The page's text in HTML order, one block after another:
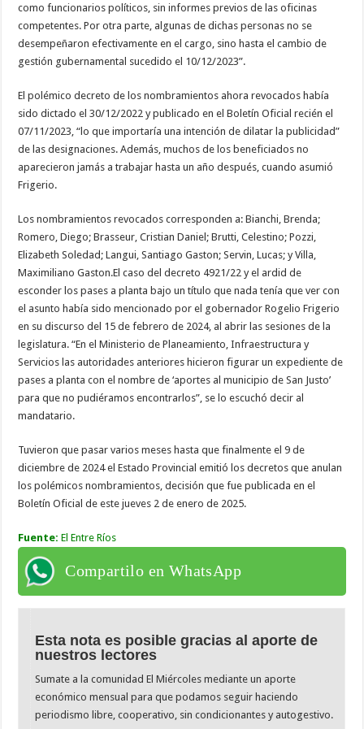
como funcionarios políticos, sin informes previos de las oficinas
competentes. Por otra parte, algunas de dichas personas no se
desempeñaron efectivamente en el cargo, sino hasta el cambio de
gestión gubernamental sucedido el 10/12/2023”.
El polémico decreto de los nombramientos ahora revocados había
sido dictado el 30/12/2022 y publicado en el Boletín Oficial recién el
07/11/2023, “lo que importaría una intención de dilatar la publicidad”
de las designaciones. Además, muchos de los beneficiados no
aparecieron jamás a trabajar hasta un año después, cuando asumió
Frigerio.
Los nombramientos revocados corresponden a: Bianchi, Brenda;
Romero, Diego; Brasseur, Cristian Daniel; Brutti, Celestino; Pozzi,
Elizabeth Soledad; Langui, Santiago Gaston; Servin, Lucas; y Villa,
Maximiliano Gaston.El caso del decreto 4921/22 y el ardid de
esconder los pases a planta bajo un título que nada tenía que ver con
el asunto había sido mencionado por el gobernador Rogelio Frigerio
en su discurso del 15 de febrero de 2024, al abrir las sesiones de la
legislatura. “En el Ministerio de Planeamiento, Infraestructura y
Servicios las autoridades anteriores hicieron figurar un expediente de
pases a planta con el nombre de ‘aportes al municipio de San Justo’
para que no pudiéramos encontrarlos”, se lo escuchó decir al
mandatario.
Tuvieron que pasar varios meses hasta que finalmente el 9 de
diciembre de 2024 el Estado Provincial emitió los decretos que anulan
los polémicos nombramientos, decisión que fue publicada en el
Boletín Oficial de este jueves 2 de enero de 2025.
Fuente: El Entre Ríos
Compartilo en WhatsApp
Esta nota es posible gracias al aporte de
nuestros lectores
Sumate a la comunidad El Miércoles mediante un aporte
económico mensual para que podamos seguir haciendo
periodismo libre, cooperativo, sin condicionantes y autogestivo.